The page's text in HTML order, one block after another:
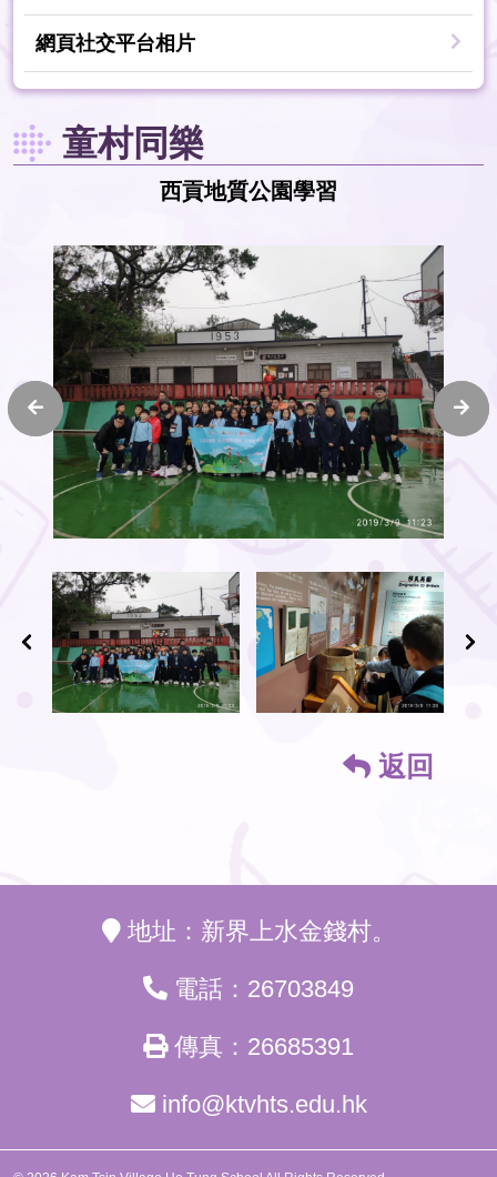
網頁社交平台相片
童村同樂
西貢地質公園學習
返回
地址：新界上水金錢村。
電話：26703849
傳真：26685391
info@ktvhts.edu.hk